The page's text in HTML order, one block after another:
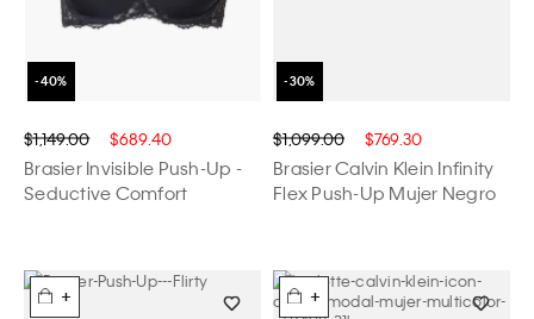
$1,149.00 $689.40
Brasier Invisible Push-Up -
Seductive Comfort
$1,099.00 $769.30
Brasier Calvin Klein Infinity
Flex Push-Up Mujer Negro
+ +